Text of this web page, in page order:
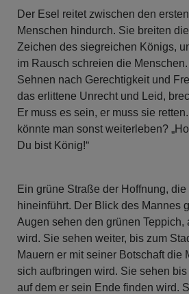
Der Esel reitet zwischen den ersten
Menschen hindurch. Sie breiten
Zeichen des siegreichen Königs,
im Rausch schreien die
Sehnen nach Gerechtigkeit und
das erlittene Unrecht und Leid,
Er muss es sein, er muss sie
könnte man sonst weiterleben?
Du bist König!“
Ein grüne Straße der Hoffnung,
hineinführt. Der Blick des Mannes
Augen sehen den grünen Teppich,
wird. Sie sehen weiter, bis zum
Mauern er mit seiner Botschaft die
sich aufbringen wird. Sie sehen
auf dem er sein Ende finden wird.